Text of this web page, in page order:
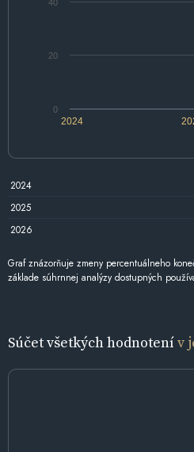
2024
0
20
40
2024
2025
2026
Graf znázorňuje zmeny percentuálneho
základe súhrnnej analýzy dostupných
Súčet všetkých hodnotenív